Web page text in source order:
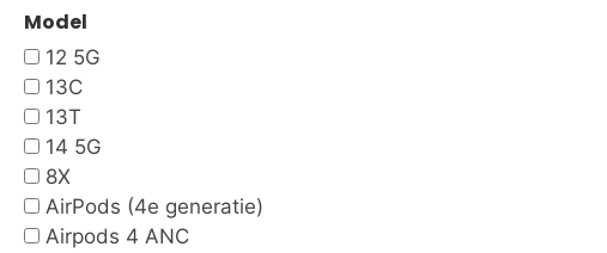
Model
12 5G
13C
13T
14 5G
8X
AirPods (4e generatie)
Airpods 4 ANC